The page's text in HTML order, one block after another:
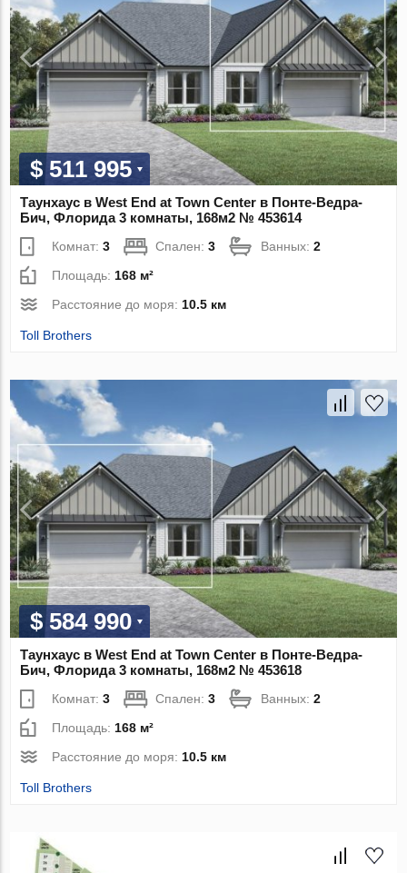
$ 511 995
Таунхаус в West End at Town Center в Понте-Ведра-
Бич, Флорида 3 комнаты, 168м2 № 453614
Комнат:3 Спален:3 Ванных:2
Площадь: 168 м²
Расстояние до моря: 10.5 км
Toll Brothers
$ 584 990
Таунхаус в West End at Town Center в Понте-Ведра-
Бич, Флорида 3 комнаты, 168м2 № 453618
Комнат:3 Спален:3 Ванных:2
Площадь: 168 м²
Расстояние до моря: 10.5 км
Toll Brothers